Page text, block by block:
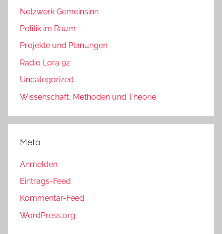
Netzwerk Gemeinsinn
Politik im Raum
Projekte und Planungen
Radio Lora 92
Uncategorized
Wissenschaft, Methoden und Theorie
Meta
Anmelden
Eintrags-Feed
Kommentar-Feed
WordPress.org